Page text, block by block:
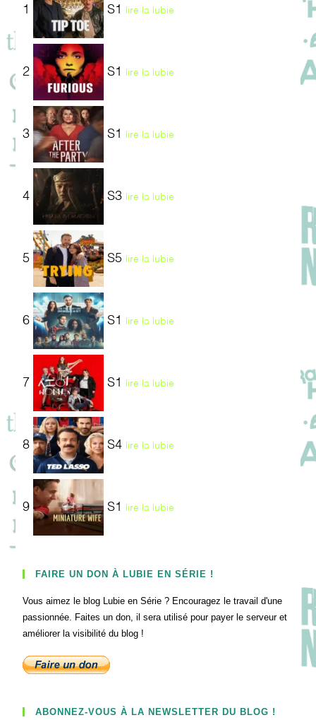
1 S1 lire la lubie
2 S1 lire la lubie
3 S1 lire la lubie
4 S3 lire la lubie
5 S5 lire la lubie
6 S1 lire la lubie
7 S1 lire la lubie
8 S4 lire la lubie
9 S1 lire la lubie
FAIRE UN DON À LUBIE EN SÉRIE !
Vous aimez le blog Lubie en Série ? Encouragez le travail d'une
passionnée. Faites un don, il sera utilisé pour payer le serveur et
améliorer la visibilité du blog !
ABONNEZ-VOUS À LA NEWSLETTER DU BLOG !